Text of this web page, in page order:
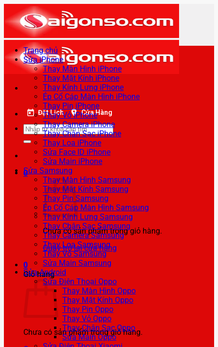
qua
nội
dung
Đặt Lịch Cửa Hàng
Tìm
kiếm:
0
Chưa có sản phẩm trong giỏ hàng.
Quay trở lại cửa hàng
0
Giỏ hàng
Chưa có sản phẩm trong giỏ hàng.
Trang chủ
Sửa iPhone
Thay Màn Hình iPhone
Thay Mặt Kính iPhone
Thay Kính Lưng iPhone
Ép Cổ Cáp Màn Hình iPhone
Thay Pin iPhone
Thay Vỏ iPhone
Thay Camera iPhone
Thay Chân Sạc iPhone
Thay Loa iPhone
Sửa Face ID iPhone
Sửa Main iPhone
Sửa Samsung
Thay Màn Hình Samsung
Thay Mặt Kính Samsung
Thay Pin Samsung
Ép Cổ Cáp Màn Hình Samsung
Thay Kính Lưng Samsung
Thay Chân Sạc Samsung
Thay Camera Samsung
Thay Loa Samsung
Thay Vỏ Samsung
Sửa Main Samsung
Sửa Android
Sửa Điện Thoại Oppo
Thay Màn Hình Oppo
Thay Mặt Kính Oppo
Thay Pin Oppo
Thay Vỏ Oppo
Thay Chân Sạc Oppo
Sửa Main Oppo